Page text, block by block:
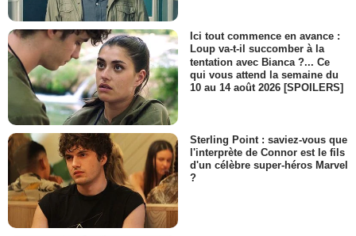
Ici tout commence en avance :
Loup va-t-il succomber à la
tentation avec Bianca ?... Ce
qui vous attend la semaine du
10 au 14 août 2026 [SPOILERS]
Sterling Point : saviez-vous que
l'interprète de Connor est le fils
d'un célèbre super-héros Marvel
?